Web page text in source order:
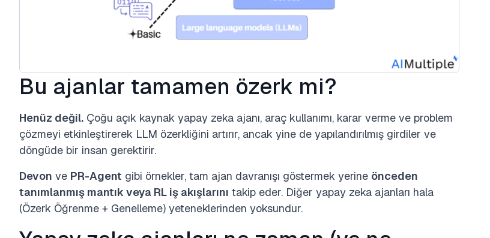
Bu ajanlar tamamen özerk mi?
Henüz değil. Çoğu açık kaynak yapay zeka ajanı, araç kullanımı, karar verme ve problem
çözmeyi etkinleştirerek LLM özerkliğini artırır, ancak yine de yapılandırılmış girdiler ve
döngüde bir insan gerektirir.
Devon ve PR-Agent gibi örnekler, tam ajan davranışı göstermek yerine önceden
tanımlanmış mantık veya RL iş akışlarını takip eder. Diğer yapay zeka ajanları hala
(Özerk Öğrenme + Genelleme) yeteneklerinden yoksundur.